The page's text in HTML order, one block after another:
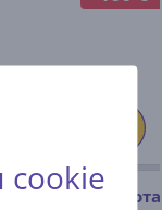
cookie
298 л, высота